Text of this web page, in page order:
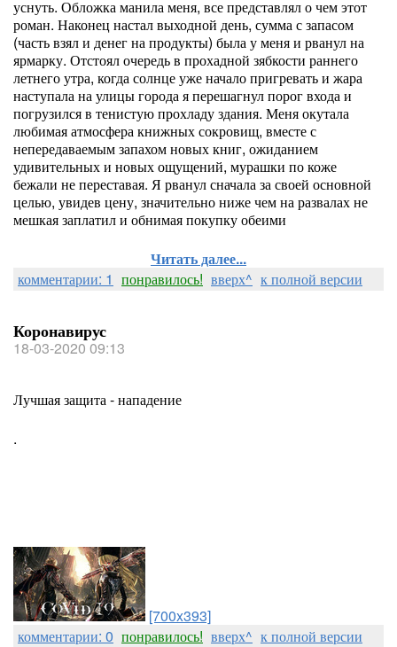
уснуть. Обложка манила меня, все представлял о чем этот
роман. Наконец настал выходной день, сумма с запасом
(часть взял и денег на продукты) была у меня и рванул на
ярмарку. Отстоял очередь в прохадной зябкости раннего
летнего утра, когда солнце уже начало пригревать и жара
наступала на улицы города я перешагнул порог входа и
погрузился в тенистую прохладу здания. Меня окутала
любимая атмосфера книжных сокровищ, вместе с
непередаваемым запахом новых книг, ожиданием
удивительных и новых ощущений, мурашки по коже
бежали не переставая. Я рванул сначала за своей основной
целью, увидев цену, значительно ниже чем на развалах не
мешкая заплатил и обнимая покупку обеими
Читать далее...
комментарии: 1 понравилось! вверх^ к полной версии
Коронавирус
18-03-2020 09:13
Лучшая защита - нападение
.
[700x393]
комментарии: 0 понравилось! вверх^ к полной версии